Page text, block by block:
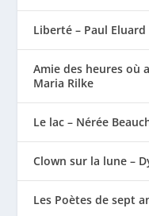
Liberté – Paul Eluard
Amie des heures où
Maria Rilke
Le lac – Nérée
Clown sur la lune –
Les Poètes de sept